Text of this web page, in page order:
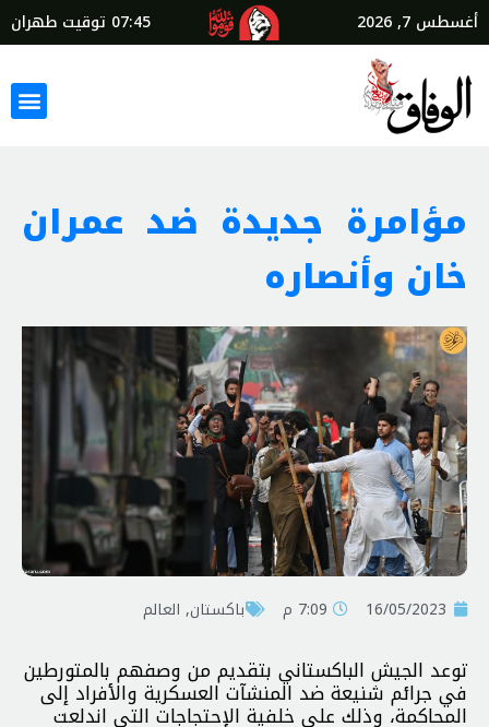
أغسطس 7, 2026 07:45 توقيت طهران
مؤامرة جديدة ضد عمران
خان وأنصاره
16/05/2023 7:09 م باكستان, العالم
توعد الجيش الباكستاني بتقديم من وصفهم بالمتورطين
في جرائم شنيعة ضد المنشآت العسكرية والأفراد إلى
المحاكمة، وذلك على خلفية الإحتجاجات التي اندلعت